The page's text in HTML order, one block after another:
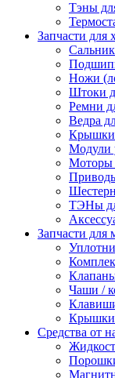
Тэны
Запчасти для
Ножи
Штоки
Ремни
Ведра
Крышки
Модули
Моторы
ТЭНы
Запчасти для
Чаши /
Крышки
Средства от